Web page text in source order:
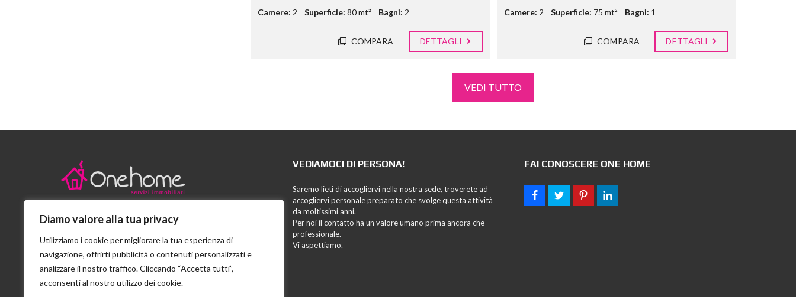
Diamo valore alla tua privacy
Utilizziamo i cookie per migliorare la tua esperienza di
navigazione, offrirti pubblicità o contenuti personalizzati e
analizzare il nostro traffico. Cliccando “Accetta tutti”,
acconsenti al nostro utilizzo dei cookie.
Camere: 2 Superficie: 80 mt² Bagni: 2
COMPARA DETTAGLI
Camere: 2 Superficie: 75 mt² Bagni: 1
COMPARA DETTAGLI
VEDI TUTTO
Stradello San Girolamo n.6/A - Parma
+39 0521 207301
info@onehomeimmobiliare.it
VEDIAMOCI DI PERSONA!
Saremo lieti di accogliervi nella nostra sede, troverete ad
accogliervi personale preparato che svolge questa attività
da moltissimi anni.
Per noi il contatto ha un valore umano prima ancora che
professionale.
Vi aspettiamo.
FAI CONOSCERE ONE HOME